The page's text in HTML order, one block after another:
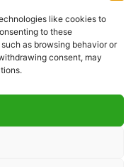
like cookies to
to these
as browsing behavior or
consent, may
aceptación plena de
ni sus autores o
responsabilidad por
consecuentes que
en determinadas